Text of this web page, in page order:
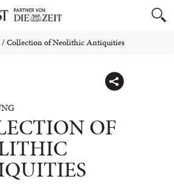
/Collection of Neolithic Antiquities
OF